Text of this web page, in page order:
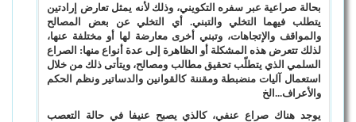
بحالة صراعية عبر سفره التكويني، وذلك لأنه يمثل تعارض إرادتين
يتطلب فيهما التخلي والتبني. أي التخلي عن بعض المصالح
والمواقف والإتجاهات، وتبني أخرى معارضة لها أو مختلفة عنها،
لذلك تتعرض هذه المشكلة أو الظاهرة إلى عدة أنواع منها: الصراع
السلمي الذي يتطلّب تحقيق مطالب ومصالح، ويتأتى ذلك من خلال
استعمال آليات منضبطة ومقننة كالقوانين والدساتير ونظم الحكم
والأعراف...الخ
يوجد هناك صراع عنفي، كالذي يصبح عنيفا في حالة التعصب